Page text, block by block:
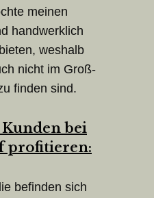
meinen
handwerklich
weshalb
nicht im Groß-
finden sind.
bei
profitieren:
befinden sich